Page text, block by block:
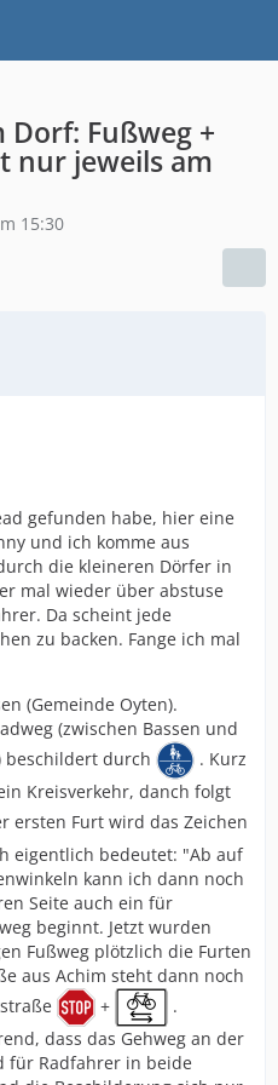
Fußweg +
nur jeweils am
15:30
gefunden habe, hier eine
und ich komme aus
die kleineren Dörfer in
mal wieder über abstuse
Da scheint jede
zu backen. Fange ich mal
(Gemeinde Oyten).
(zwischen Bassen und
beschildert durch
. Kurz
Kreisverkehr, danch folgt
ersten Furt wird das Zeichen
eigentlich bedeutet: "Ab auf
kann ich dann noch
Seite auch ein für
beginnt. Jetzt wurden
Fußweg plötzlich die Furten
aus Achim steht dann noch
+
.
dass das Gehweg an der
für Radfahrer in beide